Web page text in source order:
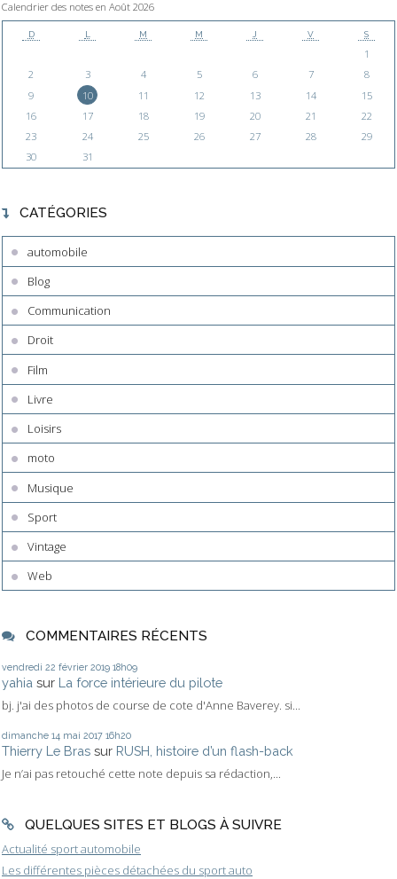
Calendrier des notes en Août 2026
D L M M J V S
1
2
3 4 5 6 7
8
9
10 11 12 13 14
15
16
17 18 19 20 21
22
23
24 25 26 27 28
29
30
31
CATÉGORIES
automobile
Blog
Communication
Droit
Film
Livre
Loisirs
moto
Musique
Sport
Vintage
Web
COMMENTAIRES RÉCENTS
vendredi 22 février 2019 18h09
yahia sur La force intérieure du pilote
bj. j'ai des photos de course de cote d'Anne Baverey. si...
dimanche 14 mai 2017 16h20
Thierry Le Bras sur RUSH, histoire d’un flash-back
Je n’ai pas retouché cette note depuis sa rédaction,...
QUELQUES SITES ET BLOGS À SUIVRE
Actualité sport automobile
Les différentes pièces détachées du sport auto